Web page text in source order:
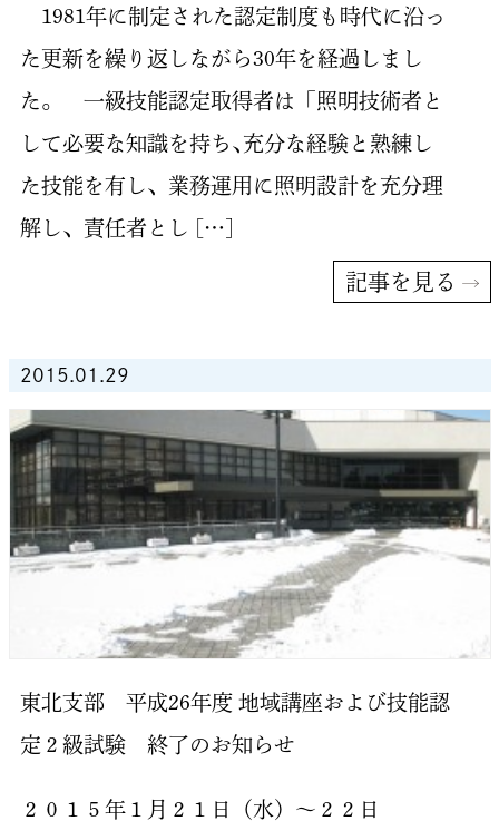
1981年に制定された認定制度も時代に沿っ
た更新を繰り返しながら30年を経過しまし
た。 一級技能認定取得者は「照明技術者と
して必要な知識を持ち､充分な経験と熟練し
た技能を有し、業務運用に照明設計を充分理
解し、責任者とし […]
記事を見る
2015.01.29
東北支部 平成26年度 地域講座および技能認
定２級試験 終了のお知らせ
２０１５年１月２１日（水）～２２日